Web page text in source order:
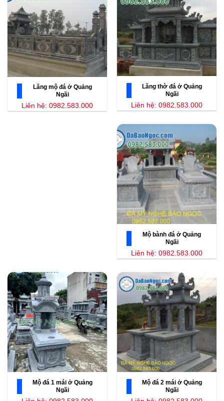
Lăng mộ đá ở Quảng
Ngãi
Liên hệ: 0982.583.000
Lăng thờ đá ở Quảng
Ngãi
Liên hệ: 0982.583.000
Mộ bành đá ở Quảng
Ngãi
Liên hệ: 0982.583.000
Mộ đá 1 mái ở Quảng
Ngãi
Mộ đá 2 mái ở Quảng
Ngãi